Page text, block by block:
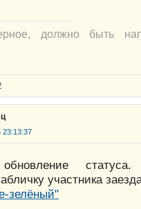
должно быть
23:13:37
участника